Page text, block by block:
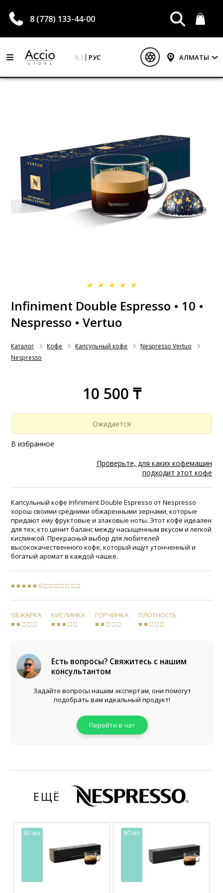
8 (778) 133-44-00
ҚАЗ РУС АЛМАТЫ
Infiniment Double Espresso • 10 •
Nespresso • Vertuo
Каталог Кофе Капсульный кофе
Nespresso Vertuo
Nespresso
10 500 ₸
Ожидается
В избранное
Проверьте, для каких кофемашин
подходит этот кофе
Капсульный кофе Infiniment Double Espresso от Nespresso
хорош своими средними обжаренными зернами, которые
придают ему фруктовые и злаковые ноты. Этот кофе идеален
для тех, кто ценит баланс между насыщенным вкусом и легкой
кислинкой. Прекрасный выбор для любителей
высококачественного кофе, который ищут утонченный и
богатый аромат в каждой чашке.
■ ■ ■ ■ ■ 6 □ □ □ □ □ □ □
ОБЖАРКА
■ ■ □ □ □
КИСЛИНКА
■ ■ ■ □ □
ГОРЧИНКА
■ ■ □ □ □
ПЛОТНОСТЬ
■ ■ □ □ □
Есть вопросы? Свяжитесь с нашим
консультантом
Задайте вопросы нашим экспертам, они помогут
подобрать вам идеальный продукт!
Перейти в чат
ЕЩЁ
80 мл 80 мл